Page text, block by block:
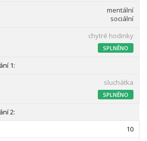
mentální
sociální
chytré hodinky
SPLNĚNO
sluchátka
SPLNĚNO
10